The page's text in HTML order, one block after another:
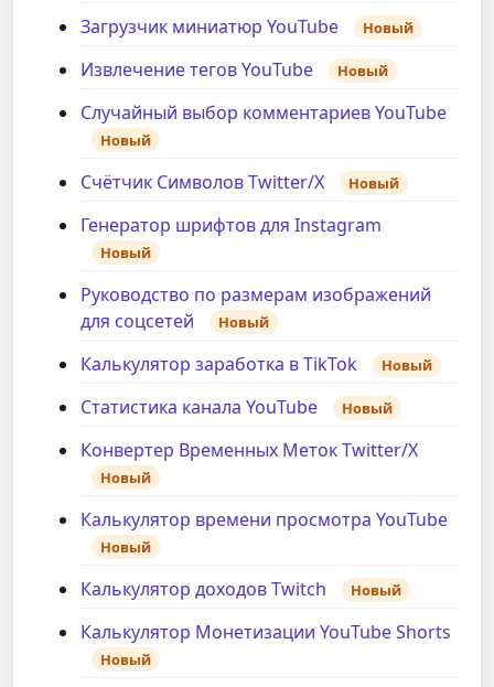
Загрузчик миниатюр YouTube Новый
Извлечение тегов YouTube Новый
Случайный выбор комментариев YouTube
Новый
Счётчик Символов Twitter/X Новый
Генератор шрифтов для Instagram
Новый
Руководство по размерам изображений
для соцсетей
Новый
Калькулятор заработка в TikTok Новый
Статистика канала YouTube Новый
Конвертер Временных Меток Twitter/X
Новый
Калькулятор времени просмотра YouTube
Новый
Калькулятор доходов Twitch Новый
Калькулятор Монетизации YouTube Shorts
Новый